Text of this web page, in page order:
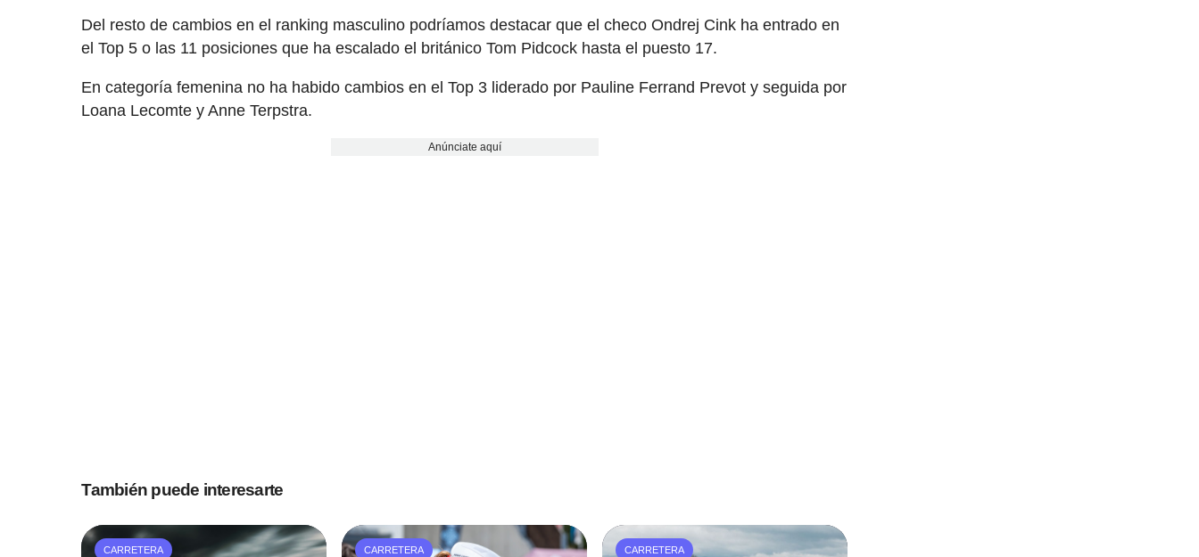
Del resto de cambios en el ranking masculino podríamos destacar que el checo Ondrej Cink ha entrado en
el Top 5 o las 11 posiciones que ha escalado el británico Tom Pidcock hasta el puesto 17.
En categoría femenina no ha habido cambios en el Top 3 liderado por Pauline Ferrand Prevot y seguida por
Loana Lecomte y Anne Terpstra.
Anúnciate aquí
También puede interesarte
CARRETERA CARRETERA CARRETERA